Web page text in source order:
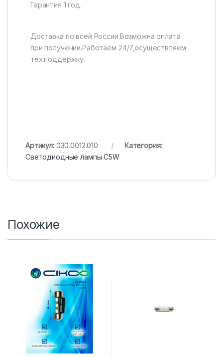
Гарантия 1 год.
Доставка по всей России.Возможна оплата
при получении.Работаем 24/7,осуществляем
тех.поддержку.
Артикул: 030.0012.010
Категория:
Светодиодные лампы C5W
Похожие